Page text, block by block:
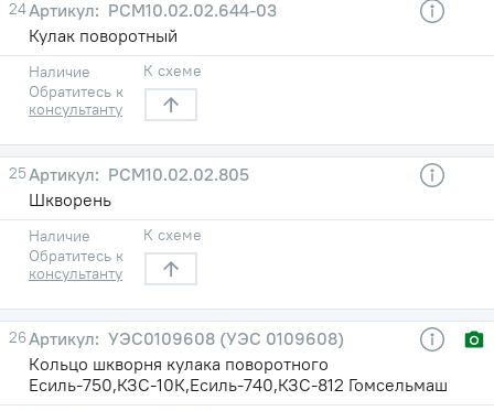
24
РСМ10.02.02.644-03
Кулак поворотный
Наличие
Обратитесь к
консультанту
К схеме
25
РСМ10.02.02.805
Шкворень
Наличие
Обратитесь к
консультанту
К схеме
26
УЭС0109608 (УЭС 0109608)
Кольцо шкворня кулака поворотного
Есиль-750,КЗС-10К,Есиль-740,КЗС-812 Гомсельмаш